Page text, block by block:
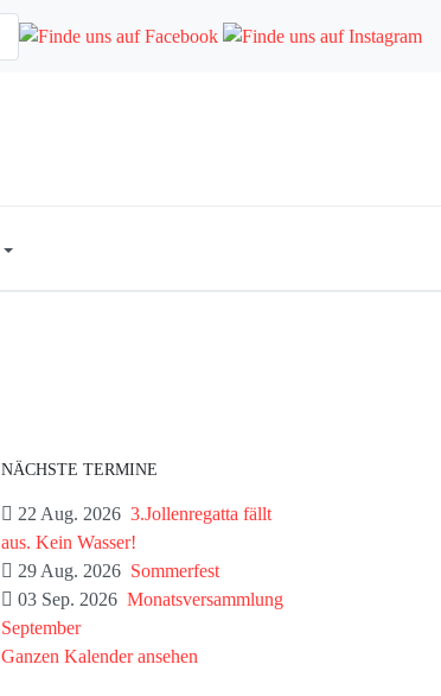
NÄCHSTE TERMINE
22 Aug. 2026 3.Jollenregatta fällt
aus. Kein Wasser!
29 Aug. 2026 Sommerfest
03 Sep. 2026 Monatsversammlung
September
Ganzen Kalender ansehen